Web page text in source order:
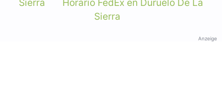
Sierra
Horario FedEx en Duruelo De La
Sierra
Anzeige